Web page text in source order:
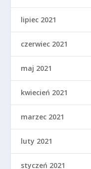
lipiec 2021
czerwiec 2021
maj 2021
kwiecień 2021
marzec 2021
luty 2021
styczeń 2021